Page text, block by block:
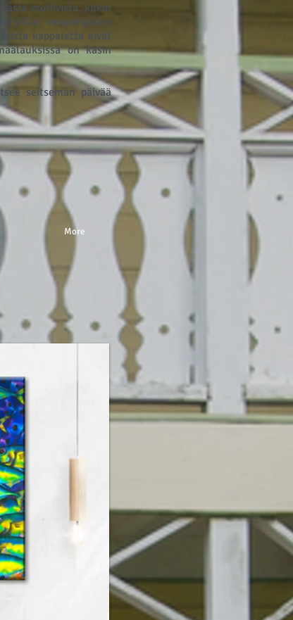
tästä motiivista, kukin
vesipohjaisen
kappaletta eivät
on käsin
seitsemän päivää
More